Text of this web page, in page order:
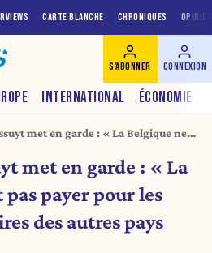
CARTE BLANCHE CHRONIQUES
INTERNATIONAL ÉCONOMIE
S'ABONNER CONNEXION
met en garde : « La Belgique ne
européens »
met en garde : « La
payer pour les
des autres pays